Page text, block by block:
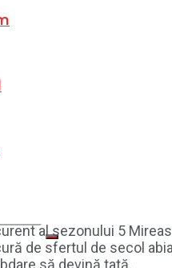
al sezonului 5
de sfertul de secol
să devină tată.